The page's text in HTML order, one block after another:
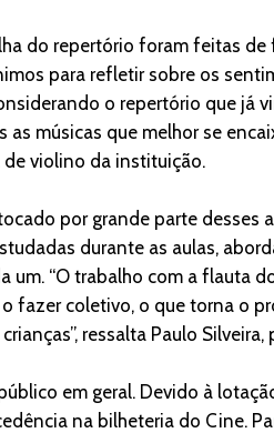
do repertório foram feitas
para refletir sobre os
o repertório que já
músicas que melhor se
violino da instituição.
por grande parte desses
durante as aulas,
um. “O trabalho com a flauta
fazer coletivo, o que torna o
ressalta Paulo
em geral. Devido à
na bilheteria do Cine.